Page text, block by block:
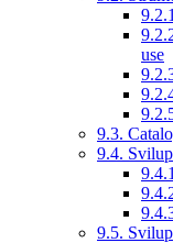
use
9.3.
9.4.
9.5.